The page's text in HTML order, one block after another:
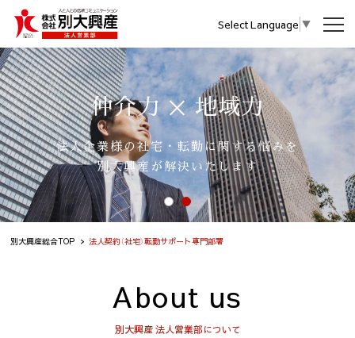
Select Language ▼
仲介力 地域力
法人企業様の社宅・転勤に関する悩みを
別大興産が解決いたします
仲介力 地域力
法人企業様の社宅・転勤に関する悩みを
別大興産が解決いたします
別大興産総合TOP 法人契約（社宅）転勤サポート専門部署
About us
別大興産 法人営業部について